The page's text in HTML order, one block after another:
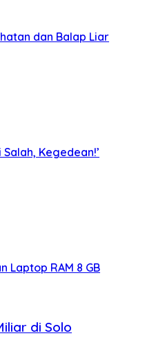
dan Balap Liar
Kegedean!’
Laptop RAM 8 GB
di Solo